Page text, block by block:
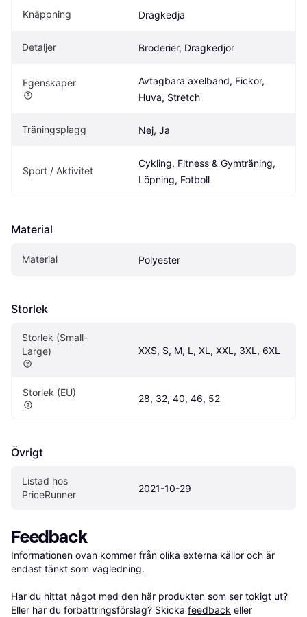
Knäppning Dragkedja
Detaljer Broderier, Dragkedjor
Egenskaper
Avtagbara axelband, Fickor,
Huva, Stretch
Träningsplagg Nej, Ja
Sport / Aktivitet
Cykling, Fitness & Gymträning,
Löpning, Fotboll
Material
Material Polyester
Storlek
Storlek (Small-
Large)
XXS, S, M, L, XL, XXL, 3XL, 6XL
Storlek (EU)
28, 32, 40, 46, 52
Övrigt
Listad hos
PriceRunner
2021-10-29
Feedback
Informationen ovan kommer från olika externa källor och är
endast tänkt som vägledning.
Har du hittat något med den här produkten som ser tokigt ut?
Eller har du förbättringsförslag? Skicka feedback eller